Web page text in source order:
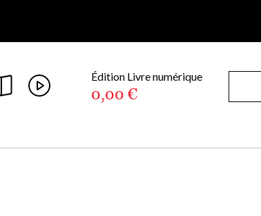
Édition Livre numérique
0,00 €